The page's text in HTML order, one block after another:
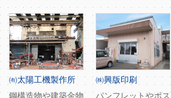
㈲太陽工機製作所
鋼構造物や建築金物
㈱興版印刷
パンフレットやポス